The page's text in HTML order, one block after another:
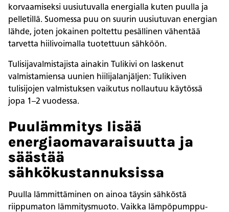
korvaa­miseksi uusiutuvalla energialla kuten puulla ja
pelletillä. Suomessa puu on suurin uusiutuvan energian
lähde, joten jokainen poltettu pesällinen vähentää
tarvetta hiilivoimalla tuotettuun sähköön.
Tulisijavalmistajista ainakin Tulikivi on laskenut
valmistamiensa uunien hiilijalanjäljen: Tulikiven
tulisijojen valmistuksen vaikutus nollautuu käytössä
jopa 1–2 vuodessa.
Puulämmitys lisää
energiaomavaraisuutta ja
säästää
sähkökustannuksissa
Puulla lämmittäminen on ainoa täysin sähköstä
riippumaton lämmitysmuoto. Vaikka lämpöpumppu­